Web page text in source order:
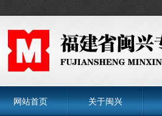
网站首页 关于闽兴